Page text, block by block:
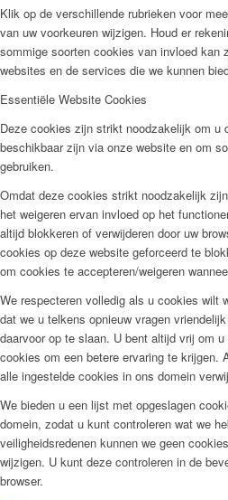
Klik op de verschillende rubrieken voor
van uw voorkeuren wijzigen. Houd er
sommige soorten cookies van invloed kan
websites en de services die we kunnen
Essentiële Website Cookies
Deze cookies zijn strikt noodzakelijk om u
beschikbaar zijn via onze website en om
gebruiken.
Omdat deze cookies strikt noodzakelijk
het weigeren ervan invloed op het
altijd blokkeren of verwijderen door uw
cookies op deze website geforceerd te
om cookies te accepteren/weigeren
We respecteren volledig als u cookies wilt
dat we u telkens opnieuw vragen
daarvoor op te slaan. U bent altijd vrij om
cookies om een betere ervaring te krijgen.
alle ingestelde cookies in ons domein
We bieden u een lijst met opgeslagen
domein, zodat u kunt controleren wat we
veiligheidsredenen kunnen we geen
wijzigen. U kunt deze controleren in de
browser.